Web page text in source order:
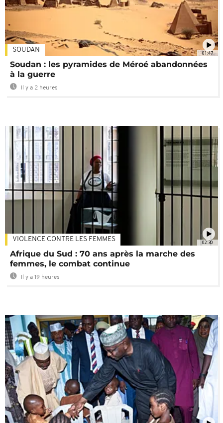
01:47
SOUDAN
Soudan : les pyramides de Méroé abandonnées
à la guerre
Il y a 2 heures
02:30
VIOLENCE CONTRE LES FEMMES
Afrique du Sud : 70 ans après la marche des
femmes, le combat continue
Il y a 19 heures